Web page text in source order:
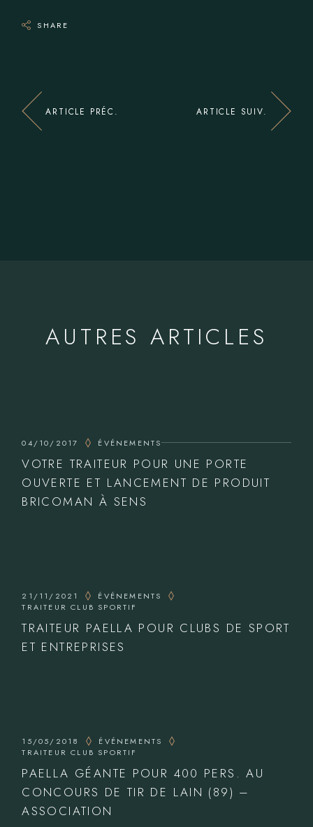
SHARE
ARTICLE PRÉC. ARTICLE SUIV.
AUTRES ARTICLES
04/10/2017 ÉVÉNEMENTS
VOTRE TRAITEUR POUR UNE PORTE
OUVERTE ET LANCEMENT DE PRODUIT
BRICOMAN À SENS
21/11/2021
ÉVÉNEMENTS
TRAITEUR CLUB SPORTIF
TRAITEUR PAELLA POUR CLUBS DE SPORT
ET ENTREPRISES
15/05/2018
ÉVÉNEMENTS
TRAITEUR CLUB SPORTIF
PAELLA GÉANTE POUR 400 PERS. AU
CONCOURS DE TIR DE LAIN (89) –
ASSOCIATION